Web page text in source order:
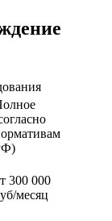
300 000
месяц